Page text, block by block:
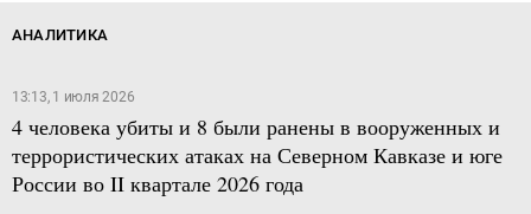
АНАЛИТИКА
13:13, 1 июля 2026
4 человека убиты и 8 были ранены в вооруженных и
террористических атаках на Северном Кавказе и юге
России во II квартале 2026 года